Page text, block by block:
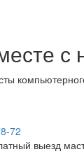
72
выезд